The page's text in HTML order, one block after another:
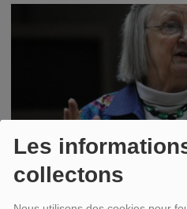
Les
collectons
Emission en partenariat avec